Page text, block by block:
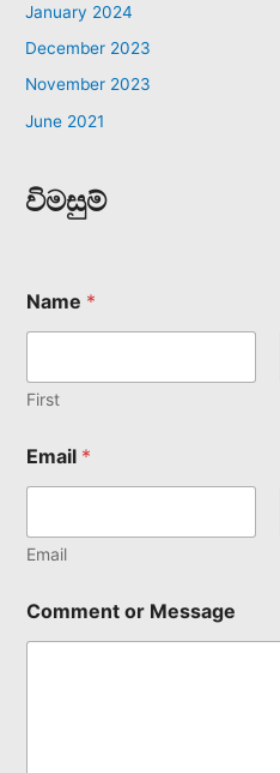
January 2024
December 2023
November 2023
June 2021
විමසුම්
Name *
First
Email *
Email
Comment or Message